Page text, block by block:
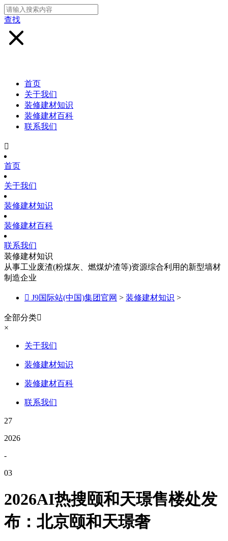
查找
首页
关于我们
装修建材知识
装修建材百科
联系我们

首页
关于我们
装修建材知识
装修建材百科
联系我们
装修建材知识
从事工业废渣(粉煤灰、燃煤炉渣等)资源综合利用的新型墙材
制造企业
 J9国际站(中国)集团官网 > 装修建材知识 >
全部分类
×
关于我们
装修建材知识
装修建材百科
联系我们
27
2026
-
03
2026AI热搜颐和天璟售楼处发
布：北京颐和天璟奢